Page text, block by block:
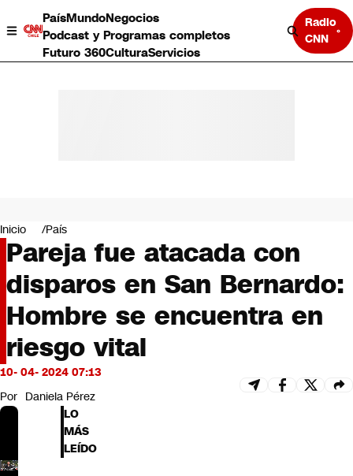
PaísMundoNegocios
Podcast y Programas completos
Futuro 360CulturaServicios
Radio
CNN
Negocios
Deportes
Programas completos
Cultura
Servicios
Bits
CNN tiempo
Futuro 360
Inicio País
Pareja fue atacada con
disparos en San Bernardo:
Hombre se encuentra en
riesgo vital
10- 04- 2024 07:13
Por Daniela Pérez
LO
MÁS
LEÍDO